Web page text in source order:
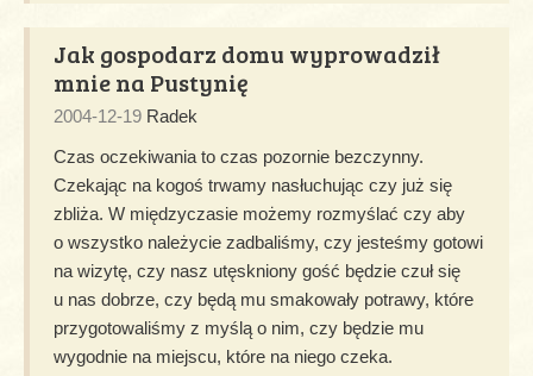
Jak gospodarz domu wyprowadził
mnie na Pustynię
2004-12-19 Radek
Czas oczekiwania to czas pozornie bezczynny.
Czekając na kogoś trwamy nasłuchując czy już się
zbliża. W międzyczasie możemy rozmyślać czy aby
o wszystko należycie zadbaliśmy, czy jesteśmy gotowi
na wizytę, czy nasz utęskniony gość będzie czuł się
u nas dobrze, czy będą mu smakowały potrawy, które
przygotowaliśmy z myślą o nim, czy będzie mu
wygodnie na miejscu, które na niego czeka.